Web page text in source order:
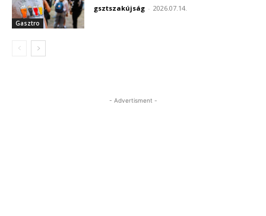
Gasztro
gsztszakújság - 2026.07.14.
- Advertisment -